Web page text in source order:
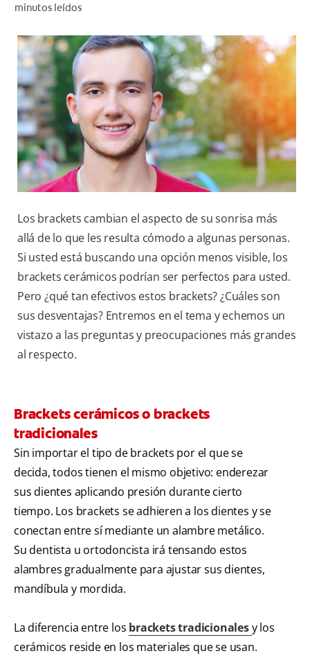
PARA PROFESIONALES
PROMOCIONES
GT (ES)
SUSCRÍBASE
minutos leídos
Los brackets cambian el aspecto de su sonrisa más
allá de lo que les resulta cómodo a algunas personas.
Si usted está buscando una opción menos visible, los
brackets cerámicos podrían ser perfectos para usted.
Pero ¿qué tan efectivos estos brackets? ¿Cuáles son
sus desventajas? Entremos en el tema y echemos un
vistazo a las preguntas y preocupaciones más grandes
al respecto.
Brackets cerámicos o brackets
tradicionales
Sin importar el tipo de brackets por el que se
decida, todos tienen el mismo objetivo: enderezar
sus dientes aplicando presión durante cierto
tiempo. Los brackets se adhieren a los dientes y se
conectan entre sí mediante un alambre metálico.
Su dentista u ortodoncista irá tensando estos
alambres gradualmente para ajustar sus dientes,
mandíbula y mordida.
La diferencia entre los brackets tradicionalesy los
cerámicos reside en los materiales que se usan.